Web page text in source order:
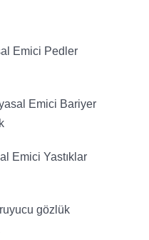
Emici Pedler
Emici Bariyer
Emici Yastıklar
Galoş
Koruyucu gözlük